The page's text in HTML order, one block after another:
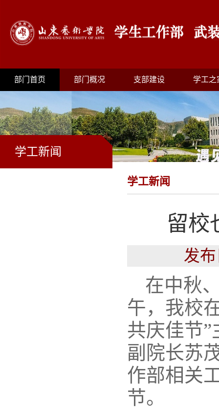
部门首页 部门概况 支部建设 学工之
学工新闻
学工新闻
留校
发
在中秋
午，我校
共庆佳节
副院长苏
作部相关
节。